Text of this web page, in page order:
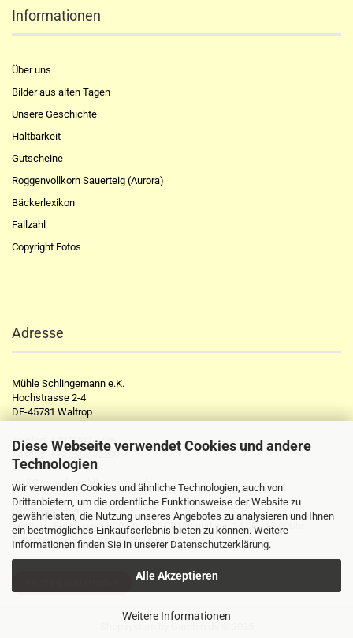
Diese Webseite verwendet Cookies und andere
Technologien
Wir verwenden Cookies und ähnliche Technologien, auch von
Drittanbietern, um die ordentliche Funktionsweise der Website zu
gewährleisten, die Nutzung unseres Angebotes zu analysieren und Ihnen
ein bestmögliches Einkaufserlebnis bieten zu können. Weitere
Informationen finden Sie in unserer Datenschutzerklärung.
Alle Akzeptieren
Weitere Informationen
Informationen
Über uns
Bilder aus alten Tagen
Unsere Geschichte
Haltbarkeit
Gutscheine
Roggenvollkorn Sauerteig (Aurora)
Bäckerlexikon
Fallzahl
Copyright Fotos
Adresse
Mühle Schlingemann e.K.
Hochstrasse 2-4
DE-45731 Waltrop
Telefon: +49 2309 2776
Telefax: +49 2309 72297
mail@muehle-schlingemann.de
Öffnungszeiten:
Montag - Freitag von 8.00 Uhr - 13.00 Uhr und von 14.00 - 18.00Uhr
Samstag von 8.00 Uhr - 13.00 Uhr